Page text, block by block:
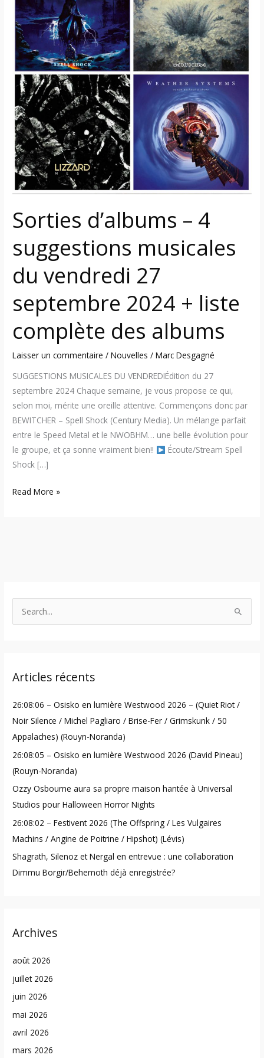
Sorties d’albums – 4
suggestions musicales
du vendredi 27
septembre 2024 + liste
complète des albums
Laisser un commentaire /Nouvelles /Marc Desgagné
SUGGESTIONS MUSICALES DU VENDREDIÉdition du 27
septembre 2024 Chaque semaine, je vous propose ce qui,
selon moi, mérite une oreille attentive. Commençons donc par
BEWITCHER – Spell Shock (Century Media). Un mélange parfait
entre le Speed Metal et le NWOBHM… une belle évolution pour
le groupe, et ça sonne vraiment bien!!
Écoute/Stream Spell
Shock […]
4
suggestions
musicales
du
vendredi
27
septembre
2024
+
liste
complète
des
albums
Read More »
c
f
o
r
:
Articles récents
26:08:06 – Osisko en lumière Westwood 2026 – (Quiet Riot /
Noir Silence / Michel Pagliaro / Brise-Fer / Grimskunk / 50
Appalaches) (Rouyn-Noranda)
26:08:05 – Osisko en lumière Westwood 2026 (David Pineau)
(Rouyn-Noranda)
Ozzy Osbourne aura sa propre maison hantée à Universal
Studios pour Halloween Horror Nights
26:08:02 – Festivent 2026 (The Offspring / Les Vulgaires
Machins / Angine de Poitrine / Hipshot) (Lévis)
Shagrath, Silenoz et Nergal en entrevue : une collaboration
Dimmu Borgir/Behemoth déjà enregistrée?
Archives
août 2026
juillet 2026
juin 2026
mai 2026
avril 2026
mars 2026